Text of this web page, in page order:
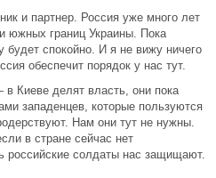
и партнер. Россия уже много лет
южных границ Украины. Пока
спокойно. И я не вижу ничего
обеспечит порядок у нас тут.
Киеве делят власть, они пока
западенцев, которые пользуются
Нам они тут не нужны.
в стране сейчас нет
российские солдаты нас защищают.